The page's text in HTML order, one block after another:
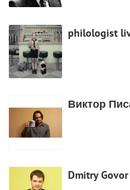
philologist
Виктор
Dmitry Govor